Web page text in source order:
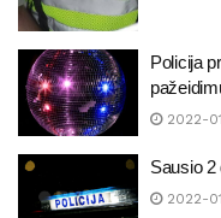
Policija
2022-
Sausio
2022-